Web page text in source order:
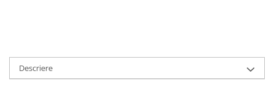
Descriere